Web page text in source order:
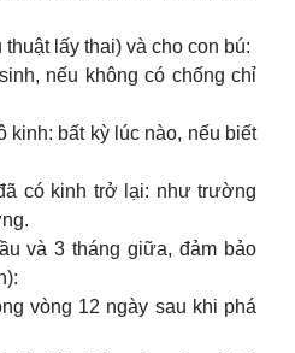
lấy thai) và cho con bú:
nếu không có chống chỉ
kinh: bất kỳ lúc nào, nếu biết
có kinh trở lại: như trường
và 3 tháng giữa, đảm bảo
vòng 12 ngày sau khi phá